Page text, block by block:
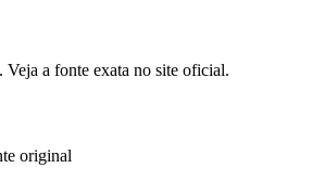
Veja a fonte exata no site oficial.
original